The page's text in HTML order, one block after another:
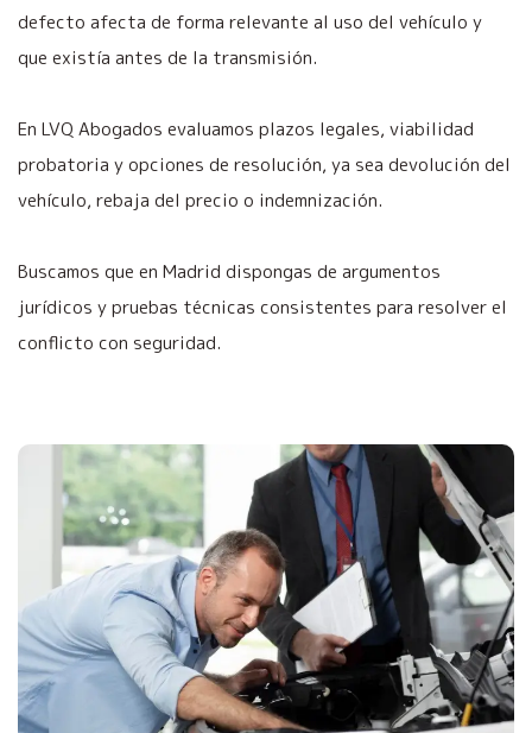
defecto afecta de forma relevante al uso del vehículo y
que existía antes de la transmisión.
En LVQ Abogados evaluamos plazos legales, viabilidad
probatoria y opciones de resolución, ya sea devolución del
vehículo, rebaja del precio o indemnización.
Buscamos que en Madrid dispongas de argumentos
jurídicos y pruebas técnicas consistentes para resolver el
conflicto con seguridad.